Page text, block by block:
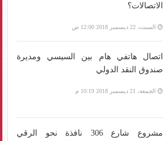
الاتصالات؟
السبت، 22 ديسمبر 2018 12:00 ص
اتصال هاتفي هام بين السيسي ومديرة
صندوق النقد الدولي
الجمعة، 21 ديسمبر 2018 10:19 م
مشروع شارع 306 نافذة نحو الرقي